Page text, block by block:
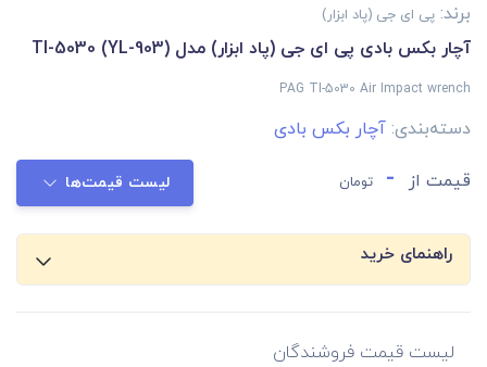
برند: پی ای جی (پاد ابزار)
آچار بکس بادی پی ای جی (پاد ابزار) مدل (TI-5030 (YL-903
PAG TI-5030 Air Impact wrench
دسته‌بندی: آچار بکس بادی
قیمت از - تومان لیست قیمت‌ها
راهنمای خرید
لیست قیمت فروشندگان